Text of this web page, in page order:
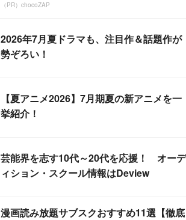
（PR）chocoZAP
2026年7月夏ドラマも、注目作＆話題作が
勢ぞろい！
【夏アニメ2026】7月期夏の新アニメを一
挙紹介！
芸能界を志す10代～20代を応援！ オーデ
ィション・スクール情報はDeview
漫画読み放題サブスクおすすめ11選【徹底